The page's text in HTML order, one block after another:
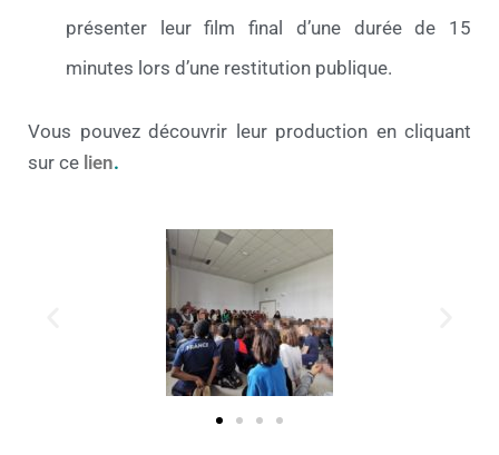
présenter leur film final d’une durée de 15
minutes lors d’une restitution publique.
Vous pouvez découvrir leur production en cliquant
sur ce lien.